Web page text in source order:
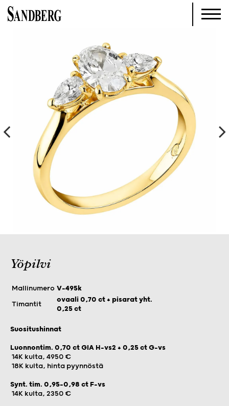
Yöpilvi
Mallinumero V-495k
Timantit
ovaali 0,70 ct + pisarat yht.
0,25 ct
Suositushinnat
Luonnontim. 0,70 ct GIA H-vs2 + 0,25 ct G-vs
14K kulta, 4950 €
18K kulta, hinta pyynnöstä
Synt. tim. 0,95-0,98 ct F-vs
14K kulta, 2350 €